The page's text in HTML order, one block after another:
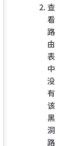
查
看
路
由
表
中
没
有
该
黑
洞
路